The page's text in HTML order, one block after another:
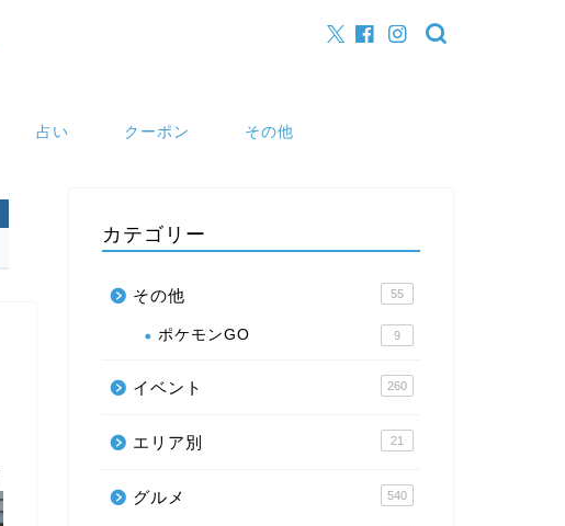
占い クーポン その他
カテゴリー
その他 55
ポケモンGO 9
イベント 260
エリア別 21
グルメ 540